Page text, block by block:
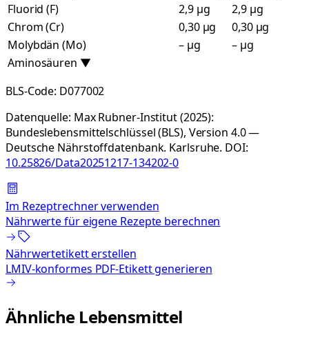
Fluorid (F)
2,9 µg
2,9 µg
Chrom (Cr)
0,30 µg
0,30 µg
Molybdän (Mo)
– µg
– µg
Aminosäuren ▼
BLS-Code: D077002
Datenquelle: Max Rubner-Institut (2025):
Bundeslebensmittelschlüssel (BLS), Version 4.0 —
Deutsche Nährstoffdatenbank. Karlsruhe. DOI:
10.25826/Data20251217-134202-0
Im Rezeptrechner verwenden
Nährwerte für eigene Rezepte berechnen
Nährwertetikett erstellen
LMIV-konformes PDF-Etikett generieren
Ähnliche Lebensmittel